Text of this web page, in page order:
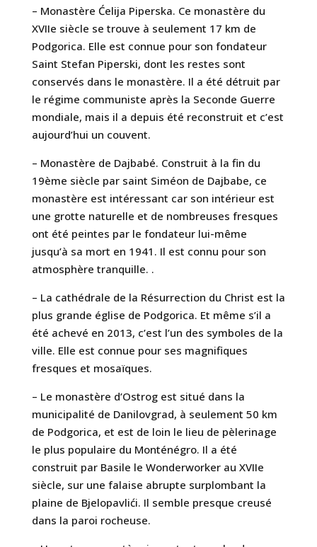
– Monastère Ćelija Piperska. Ce monastère du
XVIIe siècle se trouve à seulement 17 km de
Podgorica. Elle est connue pour son fondateur
Saint Stefan Piperski, dont les restes sont
conservés dans le monastère. Il a été détruit par
le régime communiste après la Seconde Guerre
mondiale, mais il a depuis été reconstruit et c’est
aujourd’hui un couvent.
– Monastère de Dajbabé. Construit à la fin du
19ème siècle par saint Siméon de Dajbabe, ce
monastère est intéressant car son intérieur est
une grotte naturelle et de nombreuses fresques
ont été peintes par le fondateur lui-même
jusqu’à sa mort en 1941. Il est connu pour son
atmosphère tranquille. .
– La cathédrale de la Résurrection du Christ est la
plus grande église de Podgorica. Et même s’il a
été achevé en 2013, c’est l’un des symboles de la
ville. Elle est connue pour ses magnifiques
fresques et mosaïques.
– Le monastère d’Ostrog est situé dans la
municipalité de Danilovgrad, à seulement 50 km
de Podgorica, et est de loin le lieu de pèlerinage
le plus populaire du Monténégro. Il a été
construit par Basile le Wonderworker au XVIIe
siècle, sur une falaise abrupte surplombant la
plaine de Bjelopavlići. Il semble presque creusé
dans la paroi rocheuse.